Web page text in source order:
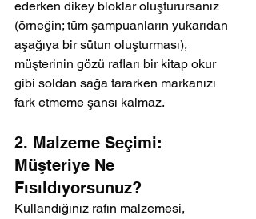
ederken dikey bloklar oluşturursanız
(örneğin; tüm şampuanların yukarıdan
aşağıya bir sütun oluşturması),
müşterinin gözü rafları bir kitap okur
gibi soldan sağa tararken markanızı
fark etmeme şansı kalmaz.
2. Malzeme Seçimi:
Müşteriye Ne
Fısıldıyorsunuz?
Kullandığınız rafın malzemesi,